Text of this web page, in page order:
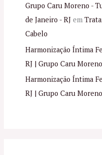
Grupo Caru Moreno -
de Janeiro - RJem
Cabelo
Harmonização Íntima
RJ | Grupo Caru Moreno
Harmonização Íntima
RJ | Grupo Caru Moreno